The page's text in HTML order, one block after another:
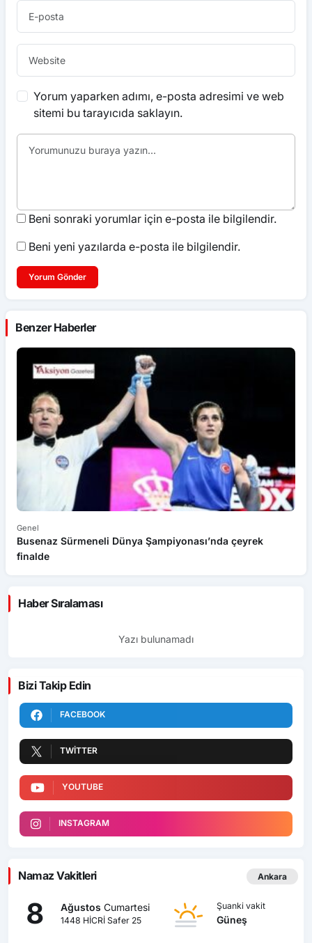
Yorum yaparken adımı, e-posta adresimi ve web
sitemi bu tarayıcıda saklayın.
Beni sonraki yorumlar için e-posta ile bilgilendir.
Beni yeni yazılarda e-posta ile bilgilendir.
Yorum Gönder
Benzer Haberler
Genel
Busenaz Sürmeneli Dünya Şampiyonası’nda çeyrek
finalde
Haber Sıralaması
Yazı bulunamadı
Bizi Takip Edin
FACEBOOK
TWITTER
YOUTUBE
INSTAGRAM
Namaz Vakitleri Ankara
8 Ağustos Cumartesi
1448 HİCRİ Safer 25
Şuanki vakit
Güneş